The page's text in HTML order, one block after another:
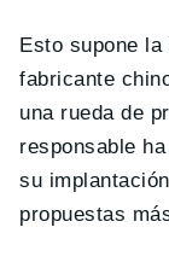
Esto supone la
fabricante
una rueda de
responsable
su
propuestas